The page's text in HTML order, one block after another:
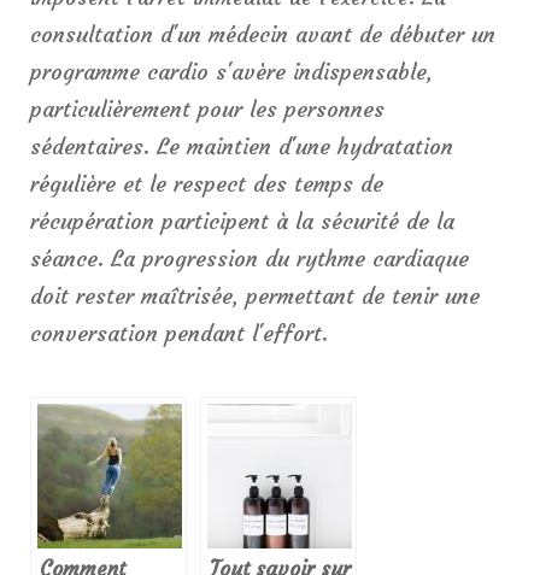
consultation d'un médecin avant de débuter un
programme cardio s'avère indispensable,
particulièrement pour les personnes
sédentaires. Le maintien d'une hydratation
régulière et le respect des temps de
récupération participent à la sécurité de la
séance. La progression du rythme cardiaque
doit rester maîtrisée, permettant de tenir une
conversation pendant l'effort.
Comment Tout savoir sur